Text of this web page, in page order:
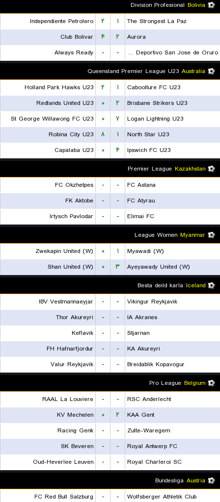
Bolivia
Division Profesional
The Strongest La Paz
۱ ۲
Independiente Petrolero
Aurora
۲ ۴
Club Bolivar
GV Club Deportivo San Jose de Oruro
-
-
Always Ready
Australia
Queensland Premier League U23
Caboolture FC U23
۱ ۲
Holland Park Hawks U23
Brisbane Strikers U23
۲ ۰
Redlands United U23
Logan Lightning U23
۷ ۰
St George Willawong FC U23
North Star U23
۱ ۸
Robina City U23
Ipswich FC U23
۴ ۰
Capalaba U23
Kazakhstan
Premier League
FC Astana
-
-
FC Okzhetpes
FC Atyrau
-
-
FK Aktobe
Elimai FC
-
-
Irtysch Pavlodar
Myanmar
League Women
Myawadi (W)
۱ ۰
Zwekapin United (W)
Ayeyawady United (W)
۳ ۰
Shan United (W)
Iceland
Besta deild karla
Vikingur Reykjavik
-
-
IBV Vestmannaeyjar
IA Akranes
-
-
Thor Akureyri
Stjarnan
-
-
Keflavik
KA Akureyri
-
-
FH Hafnarfjordur
Breidablik Kopavogur
-
-
Valur Reykjavik
Belgium
Pro League
RSC Anderlecht
-
-
RAAL La Louviere
KAA Gent
۲ ۰
KV Mechelen
Zulte-Waregem
-
-
Racing Genk
Royal Antwerp FC
-
-
SK Beveren
Royal Charleroi SC
-
-
Oud-Heverlee Leuven
Austria
Bundesliga
Wolfsberger Athletik Club
-
-
FC Red Bull Salzburg